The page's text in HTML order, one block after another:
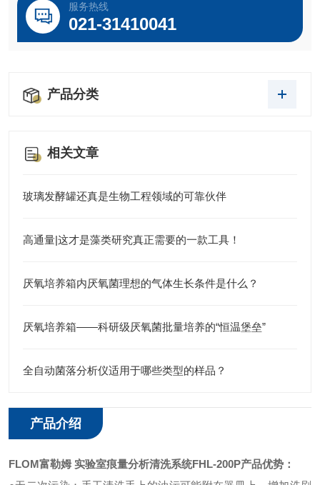
服务热线
021-31410041
产品分类
相关文章
玻璃发酵罐还真是生物工程领域的可靠伙伴
高通量|这才是藻类研究真正需要的一款工具！
厌氧培养箱内厌氧菌理想的气体生长条件是什么？
厌氧培养箱——科研级厌氧菌批量培养的“恒温堡垒”
全自动菌落分析仪适用于哪些类型的样品？
产品介绍
FLOM富勒姆 实验室痕量分析清洗系统FHL-200P产品优势：